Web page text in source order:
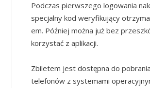
Podczas pierwszego logowania
specjalny kod weryfikujący
em. Później można już bez
korzystać z aplikacji.
Zbiletem jest dostępna do
telefonów z systemami